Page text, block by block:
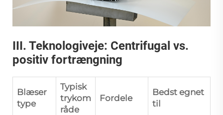
III. Teknologiveje: Centrifugal vs.
positiv fortrængning
Blæser
type
Typisk
trykom
råde
Fordele
Bedst egnet
til